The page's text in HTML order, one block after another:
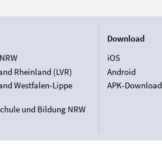
Rheinland (LVR)
Westfalen-Lippe
und Bildung NRW
Download
iOS
Android
APK-Download